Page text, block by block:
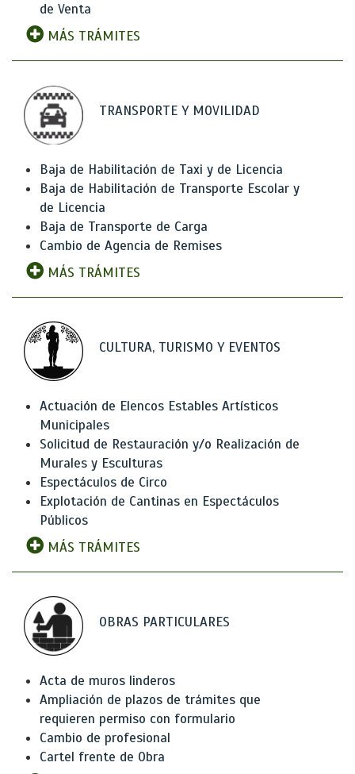
de Venta
MÁS TRÁMITES
TRANSPORTE Y MOVILIDAD
Baja de Habilitación de Taxi y de Licencia
Baja de Habilitación de Transporte Escolar y
de Licencia
Baja de Transporte de Carga
Cambio de Agencia de Remises
MÁS TRÁMITES
CULTURA, TURISMO Y EVENTOS
Actuación de Elencos Estables Artísticos
Municipales
Solicitud de Restauración y/o Realización de
Murales y Esculturas
Espectáculos de Circo
Explotación de Cantinas en Espectáculos
Públicos
MÁS TRÁMITES
OBRAS PARTICULARES
Acta de muros linderos
Ampliación de plazos de trámites que
requieren permiso con formulario
Cambio de profesional
Cartel frente de Obra